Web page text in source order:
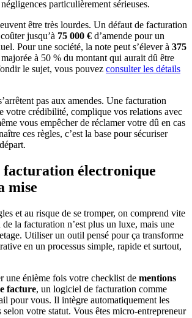
particulièrement sérieuses.
être très lourdes. Un défaut de facturation
jusqu’à 75 000 € d’amende pour un
Pour une société, la note peut s’élever à 375
majorée à 50 % du montant qui aurait dû être
le sujet, vous pouvez consulter les détails
pas aux amendes. Une facturation
votre crédibilité, complique vos relations avec
vous empêcher de réclamer votre dû en cas
ces règles, c’est la base pour sécuriser
facturation électronique
mise
et au risque de se tromper, on comprend vite
de la facturation n’est plus un luxe, mais une
Utiliser un outil pensé pour ça transforme
en un processus simple, rapide et surtout,
une énième fois votre checklist de mentions
facture, un logiciel de facturation comme
pour vous. Il intègre automatiquement les
votre statut. Vous êtes micro-entrepreneur